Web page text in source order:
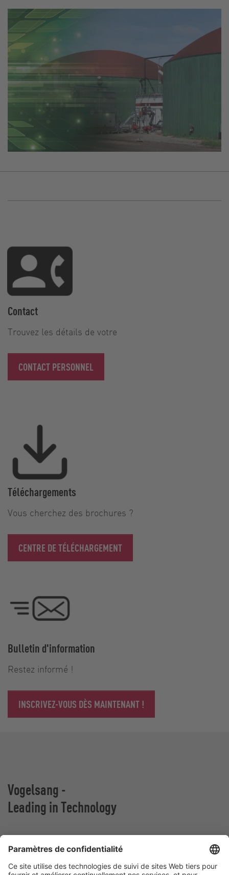
Contact
Trouvez les détails de votre
CONTACT PERSONNEL
Téléchargements
Vous cherchez des brochures ?
CENTRE DE TÉLÉCHARGEMENT
Bulletin d'information
Restez informé !
INSCRIVEZ-VOUS DÈS MAINTENANT !
Vogelsang -
Leading in Technology
VOGELSANG BELGIUM N.V.